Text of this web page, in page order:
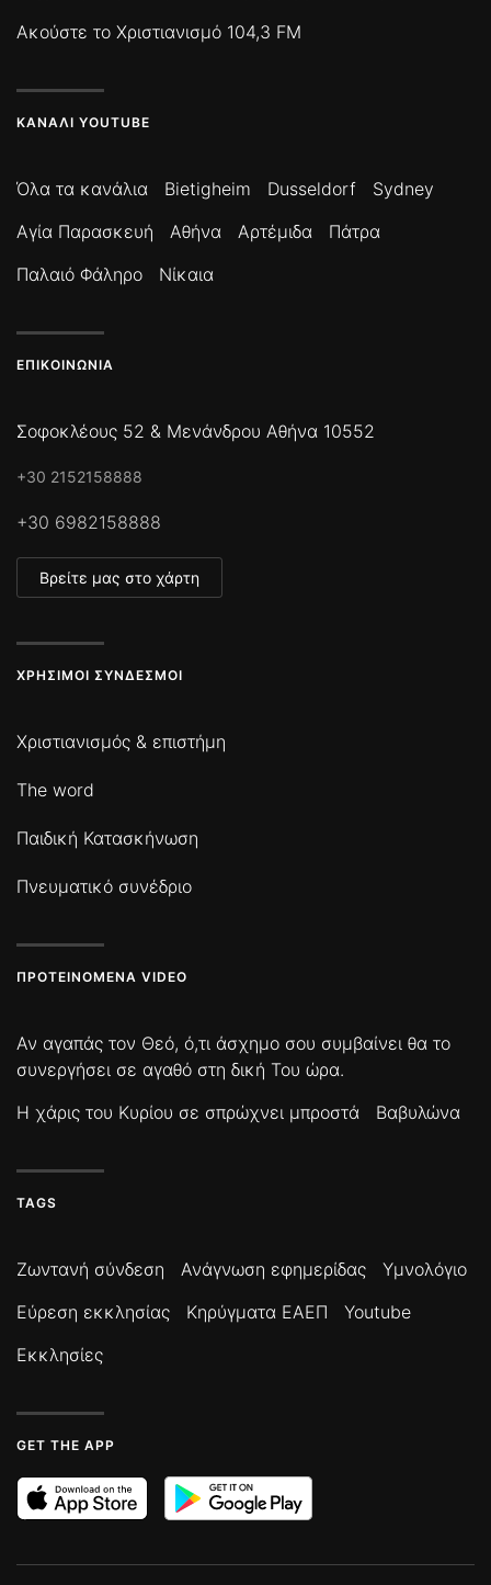
Ακούστε το Χριστιανισμό 104,3 FM
ΚΑΝΆΛΙ YOUTUBE
Όλα τα κανάλια Bietigheim Dusseldorf
Sydney
Αγία Παρασκευή
Αθήνα Αρτέμιδα
Πάτρα
Παλαιό Φάληρο
Νίκαια
ΕΠΙΚΟΙΝΩΝΊΑ
Σοφοκλέους 52 & Μενάνδρου Αθήνα 10552
+30 2152158888
+30 6982158888
Βρείτε μας στο χάρτη
ΧΡΉΣΙΜΟΙ ΣΎΝΔΕΣΜΟΙ
Χριστιανισμός & επιστήμη
The word
Παιδική Κατασκήνωση
Πνευματικό συνέδριο
ΠΡΟΤΕΙΝΌΜΕΝΑ VIDEO
Αν αγαπάς τον Θεό, ό,τι άσχημο σου συμβαίνει θα το
συνεργήσει σε αγαθό στη δική Του ώρα.
Η χάρις του Κυρίου σε σπρώχνει μπροστά
Βαβυλώνα
TAGS
Ζωντανή σύνδεση Ανάγνωση εφημερίδας
Υμνολόγιο
Εύρεση εκκλησίας
Κηρύγματα ΕΑΕΠ
Youtube
Εκκλησίες
GET THE APP